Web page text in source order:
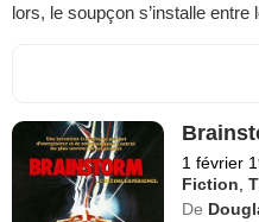
lors, le soupçon s’installe entre
1 février
Fiction ,
De